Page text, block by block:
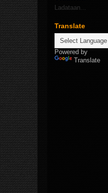
Ladataan...
Translate
Powered by
Translate